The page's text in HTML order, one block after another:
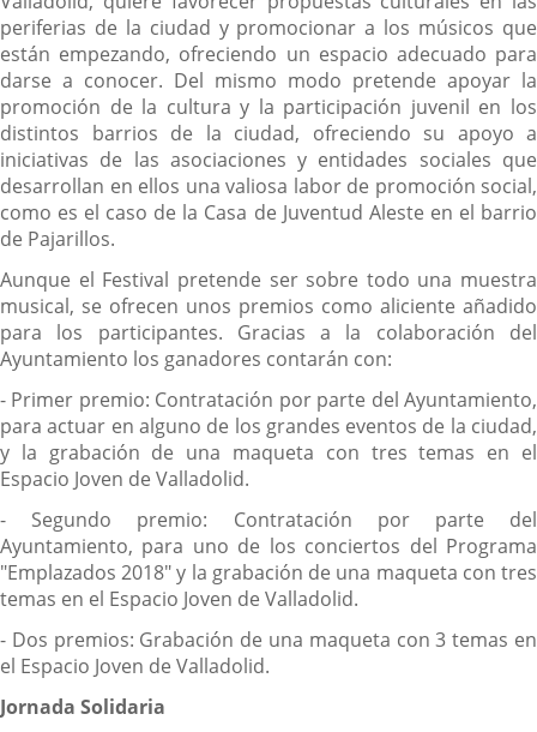
periferias de la ciudad y promocionar a los músicos que
están empezando, ofreciendo un espacio adecuado para
darse a conocer. Del mismo modo pretende apoyar la
promoción de la cultura y la participación juvenil en los
distintos barrios de la ciudad, ofreciendo su apoyo a
iniciativas de las asociaciones y entidades sociales que
desarrollan en ellos una valiosa labor de promoción social,
como es el caso de la Casa de Juventud Aleste en el barrio
de Pajarillos.
Aunque el Festival pretende ser sobre todo una muestra
musical, se ofrecen unos premios como aliciente añadido
para los participantes. Gracias a la colaboración del
Ayuntamiento los ganadores contarán con:
- Primer premio: Contratación por parte del Ayuntamiento,
para actuar en alguno de los grandes eventos de la ciudad,
y la grabación de una maqueta con tres temas en el
Espacio Joven de Valladolid.
- Segundo premio: Contratación por parte del
Ayuntamiento, para uno de los conciertos del Programa
"Emplazados 2018" y la grabación de una maqueta con tres
temas en el Espacio Joven de Valladolid.
- Dos premios: Grabación de una maqueta con 3 temas en
el Espacio Joven de Valladolid.
Jornada Solidaria